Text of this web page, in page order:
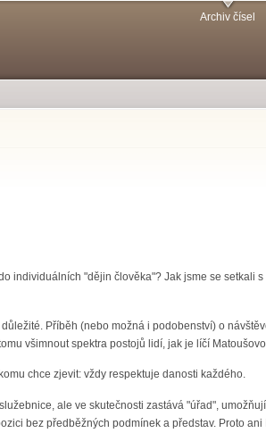
Archiv čísel
individuálních "dějin člověka"? Jak jsme se setkali
Příběh (nebo možná i podobenství) o
všimnout spektra postojů lidí, jak je líčí
chce zjevit: vždy respektuje danosti každého.
ale ve skutečnosti zastává "úřad",
bez předběžných podmínek a představ. Proto